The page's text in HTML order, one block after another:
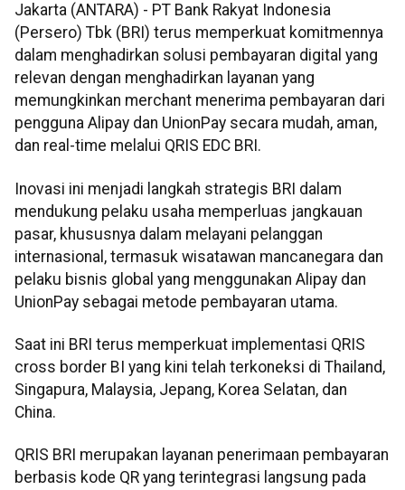
Jakarta (ANTARA) - PT Bank Rakyat Indonesia
(Persero) Tbk (BRI) terus memperkuat komitmennya
dalam menghadirkan solusi pembayaran digital yang
relevan dengan menghadirkan layanan yang
memungkinkan merchant menerima pembayaran dari
pengguna Alipay dan UnionPay secara mudah, aman,
dan real-time melalui QRIS EDC BRI.
Inovasi ini menjadi langkah strategis BRI dalam
mendukung pelaku usaha memperluas jangkauan
pasar, khususnya dalam melayani pelanggan
internasional, termasuk wisatawan mancanegara dan
pelaku bisnis global yang menggunakan Alipay dan
UnionPay sebagai metode pembayaran utama.
Saat ini BRI terus memperkuat implementasi QRIS
cross border BI yang kini telah terkoneksi di Thailand,
Singapura, Malaysia, Jepang, Korea Selatan, dan
China.
QRIS BRI merupakan layanan penerimaan pembayaran
berbasis kode QR yang terintegrasi langsung pada